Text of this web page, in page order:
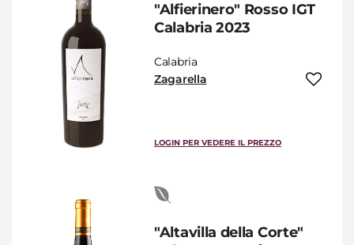
"Alfierinero" Rosso IGT
Calabria 2023
Calabria
Zagarella
LOGIN PER VEDERE IL PREZZO
"Altavilla della Corte"